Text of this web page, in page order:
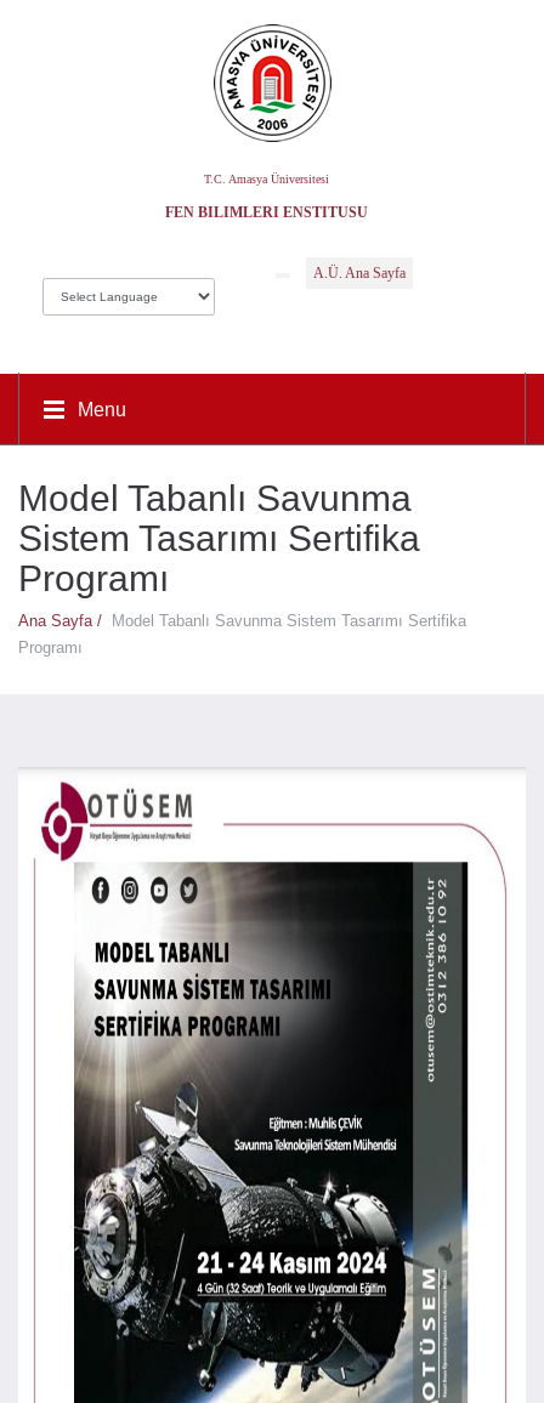
T.C. Amasya Üniversitesi
FEN BILIMLERI ENSTITÜSÜ
A.Ü. Ana Sayfa
Menu
Model Tabanlı Savunma
Sistem Tasarımı Sertifika
Programı
Ana Sayfa /
Model Tabanlı Savunma Sistem Tasarımı Sertifika
Programı